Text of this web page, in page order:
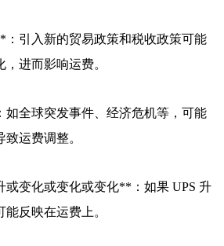
引入新的贸易政策和税收政策可能
进而影响运费。
全球突发事件、经济危机等，可能
运费调整。
变化或变化或变化**：如果 UPS 升
反映在运费上。